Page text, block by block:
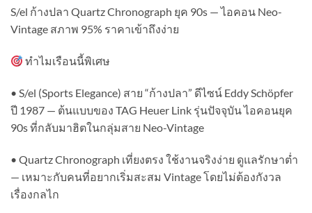
S/el ก้างปลา Quartz Chronograph ยุค 90s — ไอคอน Neo-
Vintage สภาพ 95% ราคาเข้าถึงง่าย
ทำไมเรือนนี้พิเศษ
• S/el (Sports Elegance) สาย “ก้างปลา” ดีไซน์ Eddy Schöpfer
ปี 1987 — ต้นแบบของ TAG Heuer Link รุ่นปัจจุบัน ไอคอนยุค
90s ที่กลับมาฮิตในกลุ่มสาย Neo-Vintage
• Quartz Chronograph เที่ยงตรง ใช้งานจริงง่าย ดูแลรักษาต่ำ
— เหมาะกับคนที่อยากเริ่มสะสม Vintage โดยไม่ต้องกังวล
เรื่องกลไก